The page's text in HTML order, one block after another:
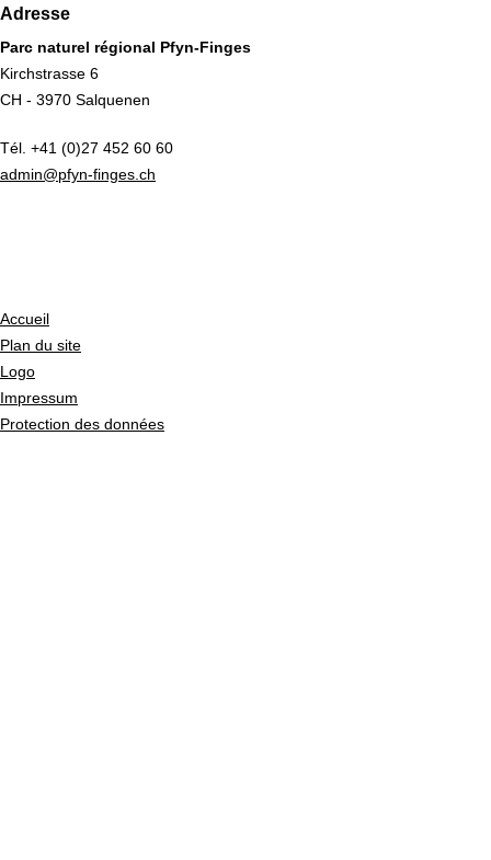
Adresse
Parc naturel régional Pfyn-Finges
Kirchstrasse 6
CH - 3970 Salquenen
Tél. +41 (0)27 452 60 60
admin@pfyn-finges.ch
Accueil
Plan du site
Logo
Impressum
Protection des données